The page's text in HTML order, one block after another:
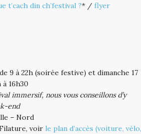
t’cach din ch’festival ?* / flyer
9 à 22h (soirée festive) et dimanche 17
16h30
immersif, nous vous conseillons d’y
end
– Nord
voir le plan d’accès (voiture, vélo,